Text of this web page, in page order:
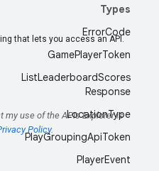
Types
ErrorCode
GamePlayerToken
ListLeaderboardScores
Response
LocationType
PlayGroupingApiToken
PlayerEvent